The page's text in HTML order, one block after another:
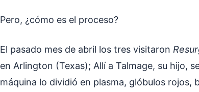
Pero, ¿cómo es el proceso?
El pasado mes de abril los tres visitaron
en Arlington (Texas); Allí a Talmage, su hijo,
máquina lo dividió en plasma, glóbulos rojos,